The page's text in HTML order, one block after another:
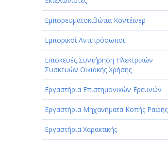
Εμπορευματοκιβώτια Κοντέινερ
Εμπορικοί Αντιπρόσωποι
Επισκευές Συντήρηση Ηλεκτρικών
Συσκευών Οικιακής Χρήσης
Εργαστήρια Επιστημονικών Ερευνών
Εργαστήρια Μηχανήματα Κοπής Ραφής
Εργαστήρια Χαρακτικής